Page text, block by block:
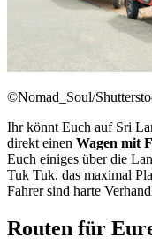
©Nomad_Soul/
Ihr könnt Euch auf Sri
direkt einen Wagen mit
Euch einiges über die
Tuk Tuk, das maximal
Fahrer sind harte
Routen für